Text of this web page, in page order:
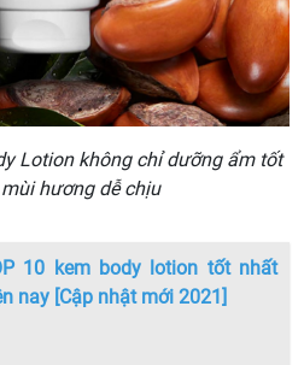
Lotion không chỉ dưỡng ẩm tốt
hương dễ chịu
10 kem body lotion tốt nhất
nay [Cập nhật mới 2021]